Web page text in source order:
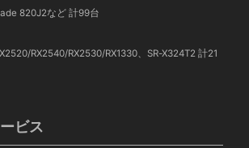
820J2など 計99台
RX2540/RX2530/RX1330、SR-X324T2 計21
ビス